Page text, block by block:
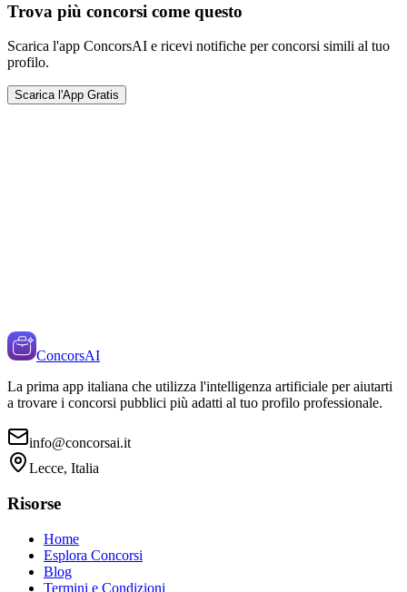
Trova più concorsi come questo
Scarica l'app ConcorsAI e ricevi notifiche per concorsi simili al tuo
profilo.
Scarica l'App Gratis
ConcorsAI
La prima app italiana che utilizza l'intelligenza artificiale per aiutarti
a trovare i concorsi pubblici più adatti al tuo profilo professionale.
info@concorsai.it
Lecce, Italia
Risorse
Home
Esplora Concorsi
Blog
Termini e Condizioni